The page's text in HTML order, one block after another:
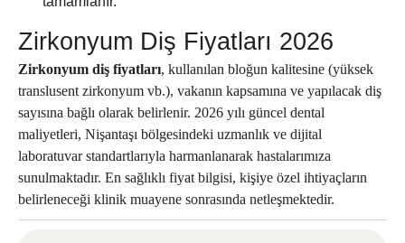
Zirkonyum Diş Fiyatları 2026
Zirkonyum diş fiyatları, kullanılan bloğun kalitesine (yüksek
translusent zirkonyum vb.), vakanın kapsamına ve yapılacak diş
sayısına bağlı olarak belirlenir. 2026 yılı güncel dental
maliyetleri, Nişantaşı bölgesindeki uzmanlık ve dijital
laboratuvar standartlarıyla harmanlanarak hastalarımıza
sunulmaktadır. En sağlıklı fiyat bilgisi, kişiye özel ihtiyaçların
belirleneceği klinik muayene sonrasında netleşmektedir.